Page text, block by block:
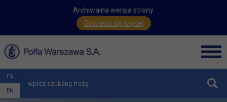
Archiwalna wersja strony.
Dowiedz się więcej
PL
EN
zwiń